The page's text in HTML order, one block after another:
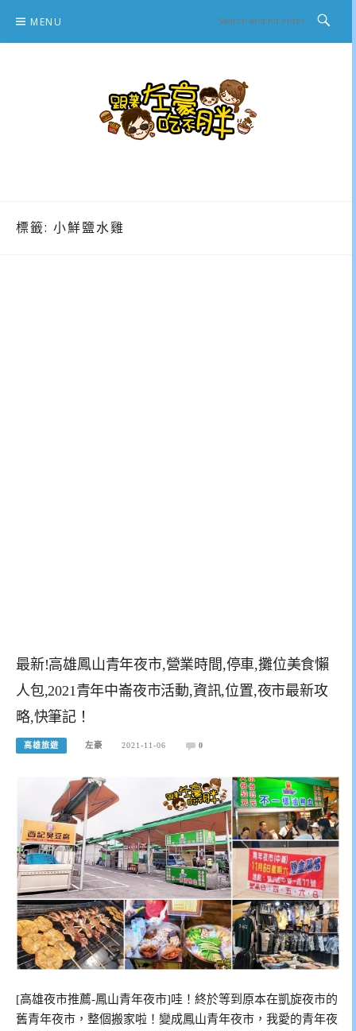
content
MENU
標籤: 小鮮鹽水雞
最新!高雄鳳山青年夜市,營業時間,停車,攤位美食懶
人包,2021青年中崙夜市活動,資訊,位置,夜市最新攻
略,快筆記！
高雄旅遊 左豪 2021-11-06 0
[高雄夜市推薦-鳳山青年夜市]哇！終於等到原本在凱旋夜市的
舊青年夜市，整個搬家啦！變成鳳山青年夜市，我愛的青年夜